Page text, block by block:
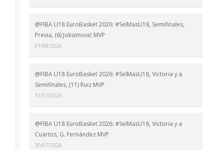
@FIBA U18 EuroBasket 2026: #SelMasU18, Semifinales,
Previa, (6) Joksimović MVP
01/08/2026
@FIBA U18 EuroBasket 2026: #SelMasU18, Victoria y a
Semifinales, (11) Ruiz MVP
31/07/2026
@FIBA U18 EuroBasket 2026: #SelMasU18, Victoria y a
Cuartos, G. Fernández MVP
30/07/2026